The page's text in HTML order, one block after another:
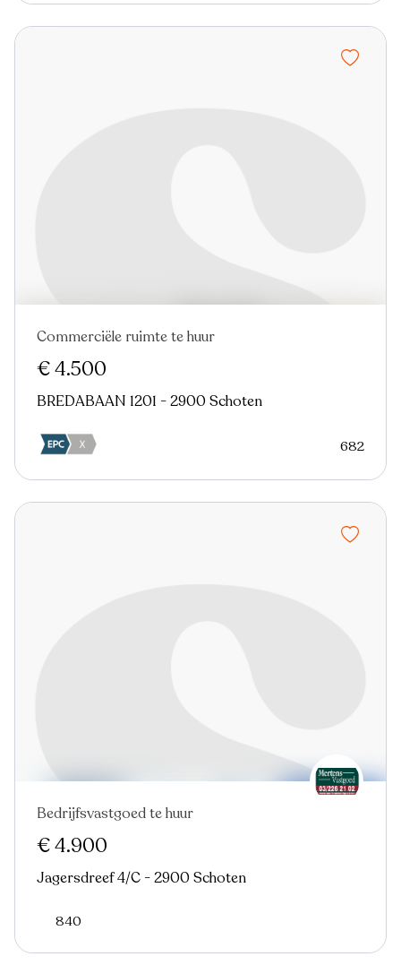
Commerciële ruimte te huur
€ 4.500
BREDABAAN 1201 - 2900 Schoten
682
Bedrijfsvastgoed te huur
€ 4.900
Jagersdreef 4/C - 2900 Schoten
840